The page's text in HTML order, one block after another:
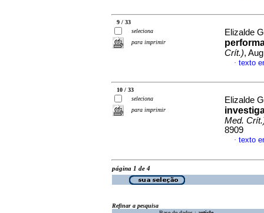
9 / 33
seleciona
para imprimir
Elizalde
Crít.),
· texto
10 / 33
seleciona
para imprimir
Elizalde
Med.
8909
· texto
página 1 de 4
Refinar a pesquisa